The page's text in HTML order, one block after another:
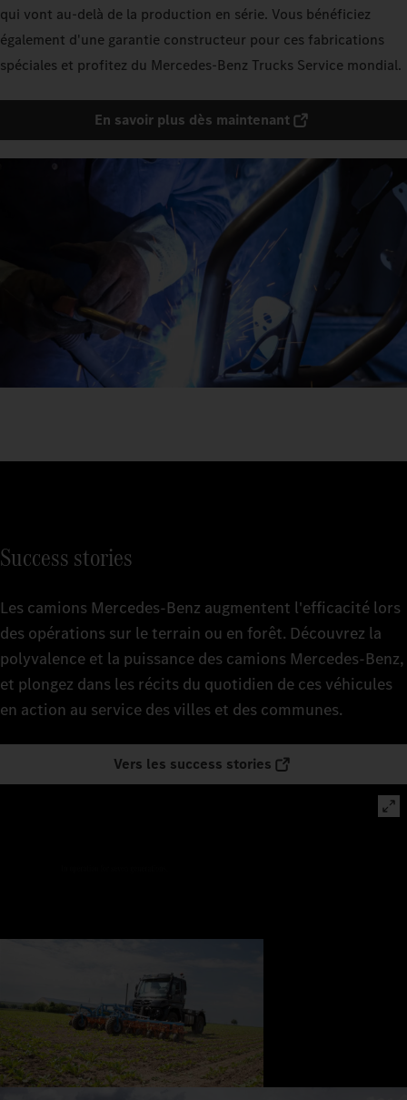
qui vont au-delà de la production en série. Vous bénéficiez
également d'une garantie constructeur pour ces fabrications
spéciales et profitez du Mercedes‑Benz Trucks Service mondial.
En savoir plus dès maintenant
Success stories
Les camions Mercedes‑Benz augmentent l'efficacité lors
des opérations sur le terrain ou en forêt. Découvrez la
polyvalence et la puissance des camions Mercedes-Benz,
et plongez dans les récits du quotidien de ces véhicules
en action au service des villes et des communes.
Vers les success stories